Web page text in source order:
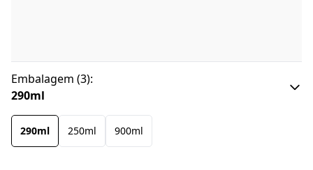
Embalagem (3):
290ml
290ml 250ml 900ml